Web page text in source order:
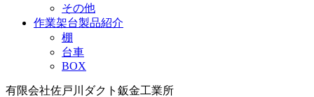
その他
作業架台製品紹介
棚
台車
BOX
有限会社佐戸川ダクト鈑金工業所